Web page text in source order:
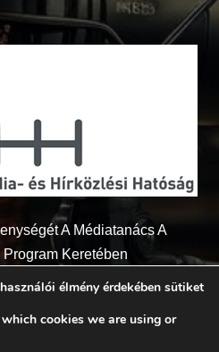
A Médiatanács A
Keretében
élmény érdekében sütiket
cookies we are using or